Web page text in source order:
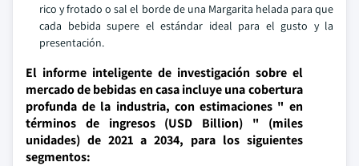
rico y frotado o sal el borde de una Margarita helada para que
cada bebida supere el estándar ideal para el gusto y la
presentación.
El informe inteligente de investigación sobre el
mercado de bebidas en casa incluye una cobertura
profunda de la industria, con estimaciones " en
términos de ingresos (USD Billion) " (miles
unidades) de 2021 a 2034, para los siguientes
segmentos: